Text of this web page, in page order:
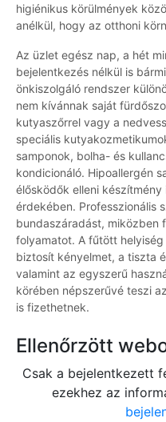
higiénikus körülmények
anélkül, hogy az otthoni
Az üzlet egész nap, a hét
bejelentkezés nélkül is
önkiszolgáló rendszer
nem kívánnak saját
kutyaszőrrel vagy a
speciális
samponok, bolha- és
kondicionáló. Hipoallergén
élősködők elleni
érdekében. Professzionális
bundaszáradást, miközben
folyamatot. A fűtött
biztosít kényelmet, a tiszta
valamint az egyszerű
körében népszerűvé teszi
is fizethetnek.
Ellenőrzött
Csak a bejelentkezett
ezekhez az